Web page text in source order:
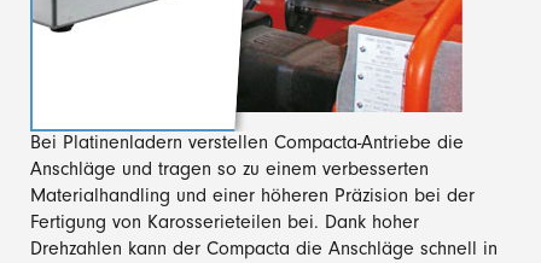
Bei Platinenladern verstellen Compacta-Antriebe die
Anschläge und tragen so zu einem verbesserten
Materialhandling und einer höheren Präzision bei der
Fertigung von Karosserieteilen bei. Dank hoher
Drehzahlen kann der Compacta die Anschläge schnell in